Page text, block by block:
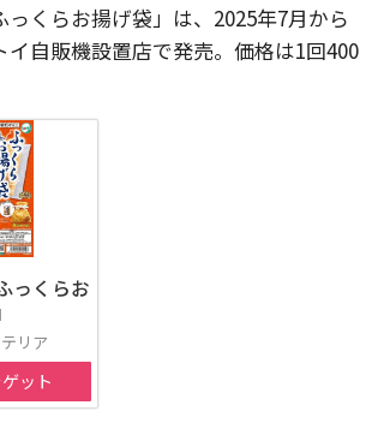
っくらお揚げ袋」は、2025年7月から
イ自販機設置店で発売。価格は1回400
っくらお
リア
ット